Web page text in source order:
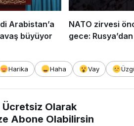
Arabistan’a
büyüyor
NATO zirvesi
gece:
Harika Haha Vay
Ücretsiz Olarak
Abone Olabilirsin